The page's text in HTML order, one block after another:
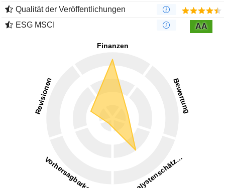
Qualität der Veröffentlichungen
ESG MSCI
AA